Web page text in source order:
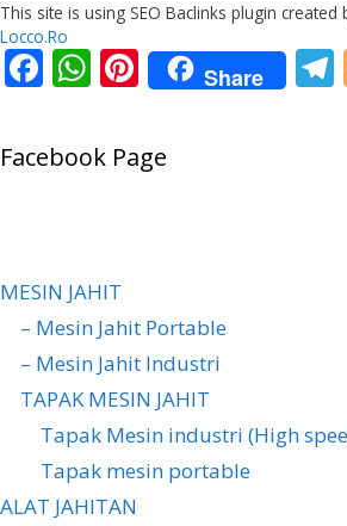
This site is using SEO Baclinks plugin created
Locco.Ro
F
e
b
k
W
at
s
p
Pi
nt
er
e
Share
Facebook Page
MESIN JAHIT
– Mesin Jahit Portable
– Mesin Jahit Industri
TAPAK MESIN JAHIT
Tapak Mesin industri (High
Tapak mesin portable
ALAT JAHITAN